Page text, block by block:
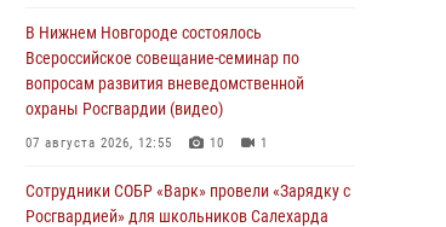
В Нижнем Новгороде состоялось
Всероссийское совещание-семинар по
вопросам развития вневедомственной
охраны Росгвардии (видео)
07 августа 2026, 12:55 10 1
Сотрудники СОБР «Варк» провели «Зарядку с
Росгвардией» для школьников Салехарда